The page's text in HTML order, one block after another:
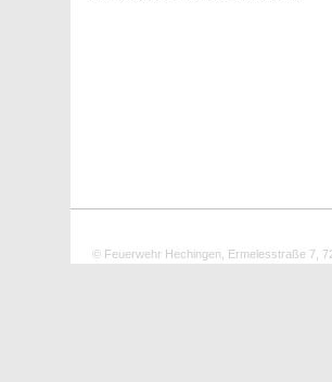
© Feuerwehr Hechingen, Ermelesstraße 7,